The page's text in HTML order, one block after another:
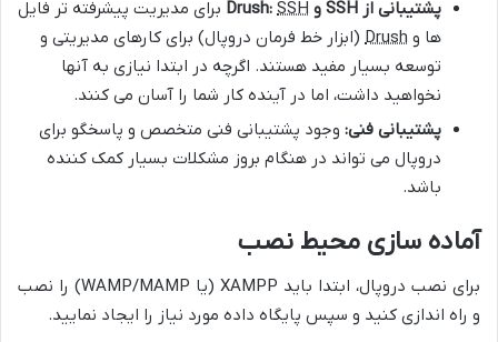
پشتیبانی از SSH و Drush:
SSH
برای مدیریت پیشرفته تر فایل
ها و Drush (ابزار خط فرمان دروپال) برای کارهای مدیریتی و
توسعه بسیار مفید هستند. اگرچه در ابتدا نیازی به آنها
نخواهید داشت، اما در آینده کار شما را آسان می کنند.
پشتیبانی فنی: وجود پشتیبانی فنی متخصص و پاسخگو برای
دروپال می تواند در هنگام بروز مشکلات بسیار کمک کننده
باشد.
آماده سازی محیط نصب
برای نصب دروپال، ابتدا باید XAMPP (یا WAMP/MAMP) را نصب
و راه اندازی کنید و سپس پایگاه داده مورد نیاز را ایجاد نمایید.